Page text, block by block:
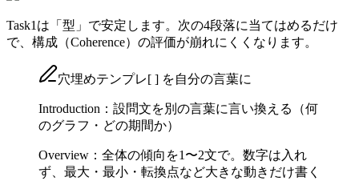
Task1は「型」で安定します。次の4段落に当てはめるだけ
で、構成（Coherence）の評価が崩れにくくなります。
穴埋めテンプレ[ ] を自分の言葉に
Introduction：設問文を別の言葉に言い換える（何
のグラフ・どの期間か）
Overview：全体の傾向を1〜2文で。数字は入れ
ず、最大・最小・転換点など大きな動きだけ書く